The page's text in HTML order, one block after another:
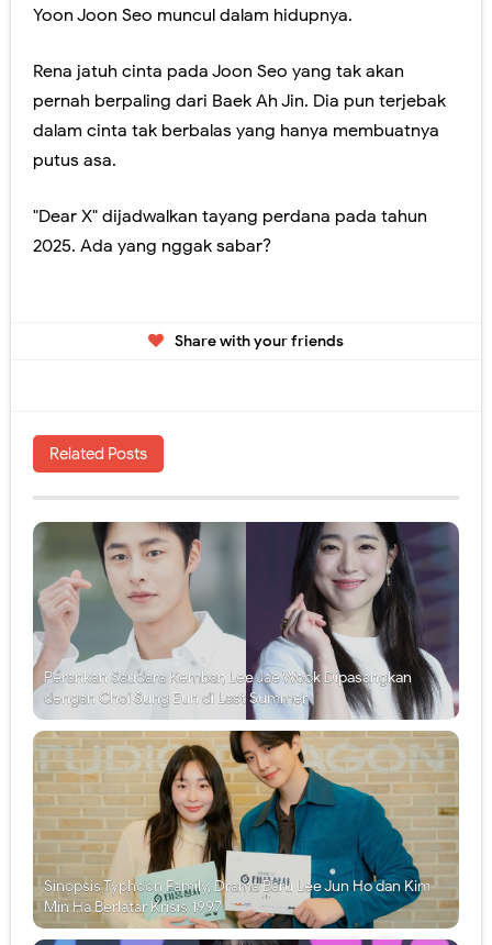
Yoon Joon Seo muncul dalam hidupnya.
Rena jatuh cinta pada Joon Seo yang tak akan
pernah berpaling dari Baek Ah Jin. Dia pun terjebak
dalam cinta tak berbalas yang hanya membuatnya
putus asa.
"Dear X" dijadwalkan tayang perdana pada tahun
2025. Ada yang nggak sabar?
Share with your friends
Related Posts
Perankan Saudara Kembar, Lee Jae Wook Dipasangkan
dengan Choi Sung Eun di Last Summer
Sinopsis Typhoon Family, Drama Baru Lee Jun Ho dan Kim
Min Ha Berlatar Krisis 1997